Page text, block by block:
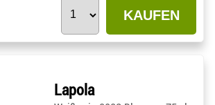
KAUFEN
Lapola